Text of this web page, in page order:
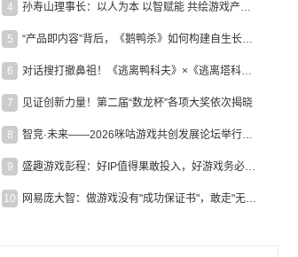
4 孙寿山理事长：以人为本 以智赋能 共绘游戏产业高质量发展新图景
5 “产品即内容”背后，《鹅鸭杀》如何构建自生长生态？
6 对话搜打撤鼻祖！《逃离鸭科夫》×《逃离塔科夫》官方线下沙龙落幕
7 见证创新力量！第二届“数龙杯”各项大奖依次揭晓
8 智竞·未来——2026咪咕游戏共创发展论坛举行：聚力精品内容、AI创作与电竞生态，共建高品质益智健康游戏社区
9 盛趣游戏彭程：好IP值得果敢投入，好游戏务必长效经营
10 网易庞大智：做游戏没有"成功保证书"，敢走"无人区"才是真原创